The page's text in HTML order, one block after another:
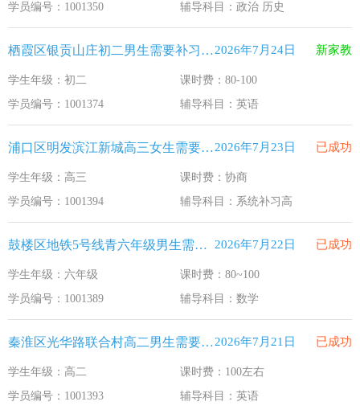
学员编号：1001350
辅导科目：政治 历史
栖霞区银贡山庄初二男生需要补习英语2026年7月24日 新家教
学生年级：初二
课时费：80-100
学员编号：1001374
辅导科目：英语
浦口区明发滨江新城高三女生需要补习系统补习高2026年7月23日 已成功
学生年级：高三
课时费：协商
学员编号：1001394
辅导科目：系统补习高
鼓楼区地铁5号线青六年级男生需要补习数学 2026年7月22日 已成功
学生年级：六年级
课时费：80~100
学员编号：1001389
辅导科目：数学
秦淮区光华路联合村高二男生需要补习英语2026年7月21日 已成功
学生年级：高二
课时费：100左右
学员编号：1001393
辅导科目：英语